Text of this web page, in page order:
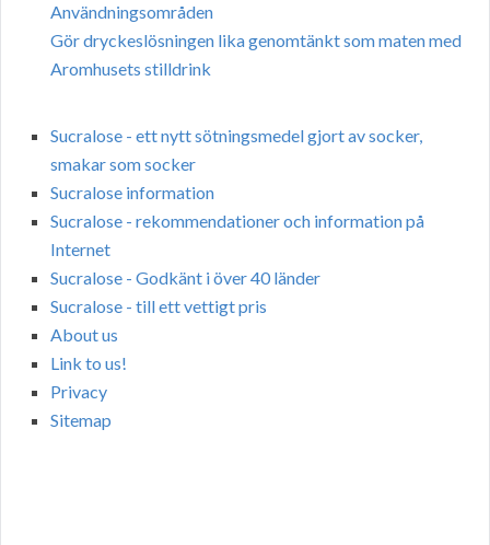
Användningsområden
Gör dryckeslösningen lika genomtänkt som maten med
Aromhusets stilldrink
Sucralose - ett nytt sötningsmedel gjort av socker,
smakar som socker
Sucralose information
Sucralose - rekommendationer och information på
Internet
Sucralose - Godkänt i över 40 länder
Sucralose - till ett vettigt pris
About us
Link to us!
Privacy
Sitemap